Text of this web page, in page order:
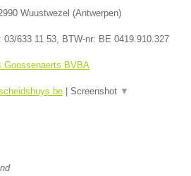
Wuustwezel (Antwerpen)
03/633 11 53 , BTW-nr: BE 0419.910.327
Goossenaerts BVBA
Screenshot ▼